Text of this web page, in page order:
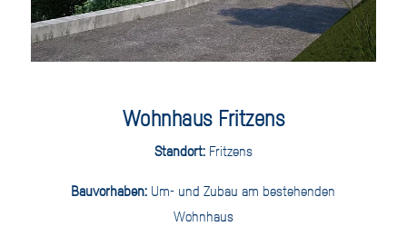
Wohnhaus Fritzens
Standort: Fritzens
Bauvorhaben: Um- und Zubau am bestehenden
Wohnhaus